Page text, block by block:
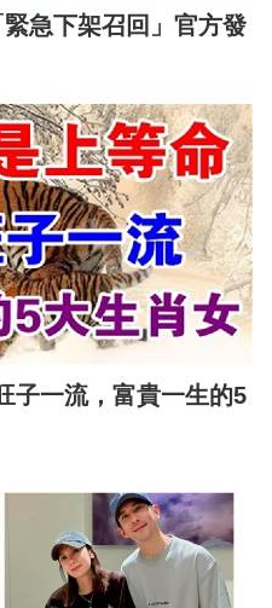
急下架召回」官方發
子一流，富貴一生的5